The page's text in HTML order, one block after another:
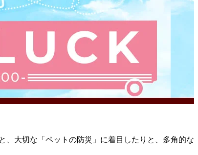
、大切な「ペットの防災」に着目したりと、多角的な